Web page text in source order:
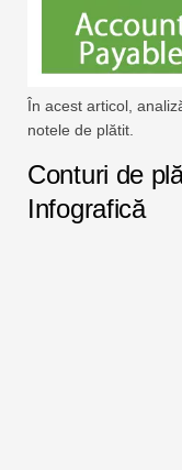
În acest articol,
notele de plătit.
Conturi de
Infografică